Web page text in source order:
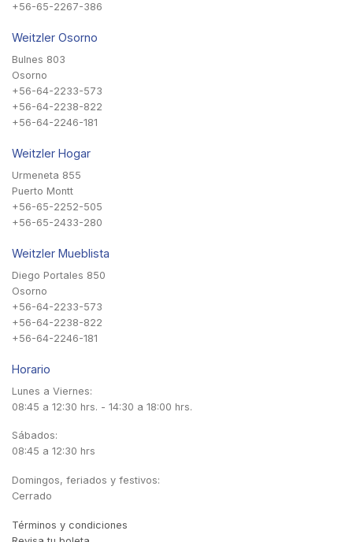
+56-65-2267-386
Weitzler Osorno
Bulnes 803
Osorno
+56-64-2233-573
+56-64-2238-822
+56-64-2246-181
Weitzler Hogar
Urmeneta 855
Puerto Montt
+56-65-2252-505
+56-65-2433-280
Weitzler Mueblista
Diego Portales 850
Osorno
+56-64-2233-573
+56-64-2238-822
+56-64-2246-181
Horario
Lunes a Viernes:
08:45 a 12:30 hrs. - 14:30 a 18:00 hrs.
Sábados:
08:45 a 12:30 hrs
Domingos, feriados y festivos:
Cerrado
Términos y condiciones